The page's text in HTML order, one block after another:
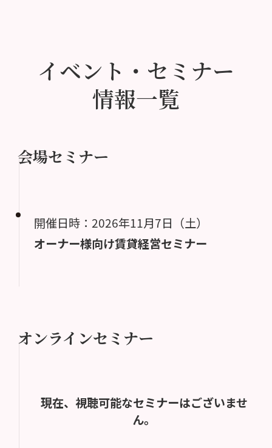
イベント・セミナー
情報一覧
会場セミナー
開催日時：2026年11月7日（土）
オーナー様向け賃貸経営セミナー
オンラインセミナー
現在、視聴可能なセミナーはございませ
ん。